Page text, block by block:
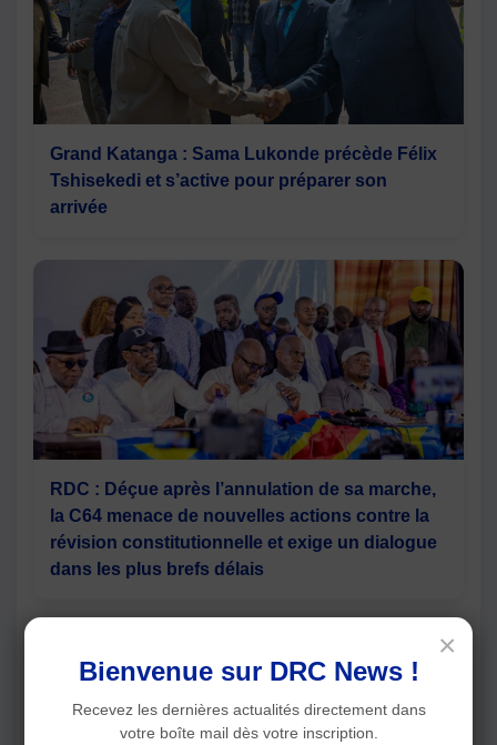
Grand Katanga : Sama Lukonde précède Félix
Tshisekedi et s’active pour préparer son
arrivée
RDC : Déçue après l’annulation de sa marche,
la C64 menace de nouvelles actions contre la
révision constitutionnelle et exige un dialogue
dans les plus brefs délais
×
Bienvenue sur DRC News !
Recevez les dernières actualités directement dans
votre boîte mail dès votre inscription.